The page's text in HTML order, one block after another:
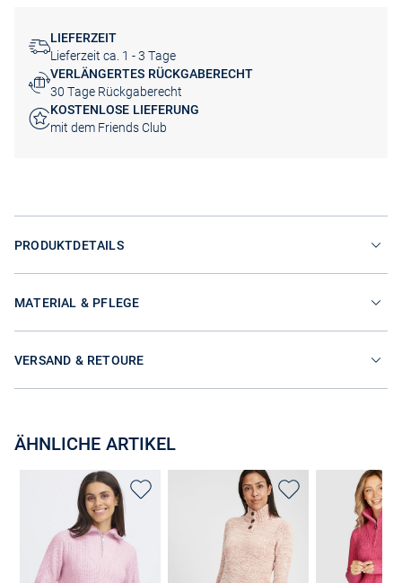
LIEFERZEIT
Lieferzeit ca. 1 - 3 Tage
VERLÄNGERTES RÜCKGABERECHT
30 Tage Rückgaberecht
KOSTENLOSE LIEFERUNG
mit dem Friends Club
PRODUKTDETAILS
MATERIAL & PFLEGE
VERSAND & RETOURE
ÄHNLICHE ARTIKEL